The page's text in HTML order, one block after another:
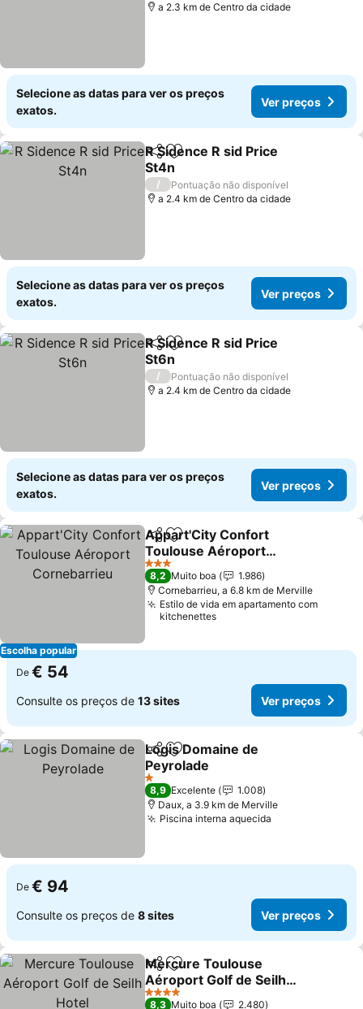
a 2.3 km de Centro da cidade
Selecione as datas para ver os preços
exatos.
Ver preços
PartilharAdicionar aos favoritos
R Sidence R sid Price
St4n
/
Pontuação não disponível
a 2.4 km de Centro da cidade
Selecione as datas para ver os preços
exatos.
Ver preços
PartilharAdicionar aos favoritos
R Sidence R sid Price
St6n
/
Pontuação não disponível
a 2.4 km de Centro da cidade
Selecione as datas para ver os preços
exatos.
Ver preços
Escolha popular
PartilharAdicionar aos favoritos
Appart'City Confort
Toulouse Aéroport
Cornebarrieu
3 Estrelas
8,2 Muito boa
1.986
Cornebarrieu, a 6.8 km de Merville
Estilo de vida em apartamento com
kitchenettes
De € 54
Consulte os preços de 13 sites Ver preços
PartilharAdicionar aos favoritos
Logis Domaine de
Peyrolade
1 Estrelas
8,9 Excelente
1.008
Daux, a 3.9 km de Merville
Piscina interna aquecida
De € 94
Consulte os preços de 8 sites Ver preços
PartilharAdicionar aos favoritos
Mercure Toulouse
Aéroport Golf de Seilh
Hotel
4 Estrelas
8,3 Muito boa 2.480